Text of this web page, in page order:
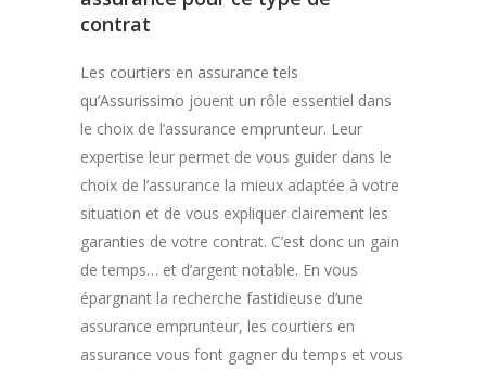
contrat
Les courtiers en assurance tels
qu’Assurissimo jouent un rôle essentiel dans
le choix de l’assurance emprunteur. Leur
expertise leur permet de vous guider dans le
choix de l’assurance la mieux adaptée à votre
situation et de vous expliquer clairement les
garanties de votre contrat. C’est donc un gain
de temps… et d’argent notable. En vous
épargnant la recherche fastidieuse d’une
assurance emprunteur, les courtiers en
assurance vous font gagner du temps et vous